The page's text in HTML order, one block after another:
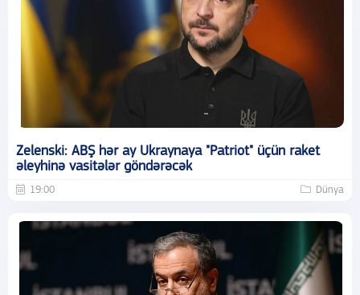
Zelenski: ABŞ hər ay Ukraynaya "Patriot" üçün raket
əleyhinə vasitələr göndərəcək
19:00 Dünya